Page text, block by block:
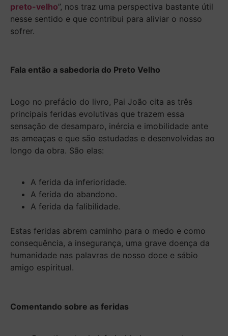
preto-velho”, nos traz uma perspectiva bastante útil
nesse sentido e que contribui para aliviar o nosso
sofrer.
Fala então a sabedoria do Preto Velho
Logo no prefácio do livro, Pai João cita as três
principais feridas evolutivas que trazem essa
sensação de desamparo, inércia e imobilidade ante
as ameaças e que são estudadas e desenvolvidas ao
longo da obra. São elas:
A ferida da inferioridade.
A ferida do abandono.
A ferida da falibilidade.
Estas feridas abrem caminho para o medo e como
consequência, a insegurança, uma grave doença da
humanidade nas palavras de nosso doce e sábio
amigo espiritual.
Comentando sobre as feridas